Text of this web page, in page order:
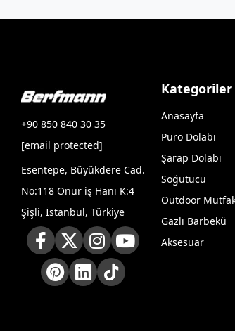
+90 850 840 30 35
[email protected]
Esentepe, Büyükdere Cad.
No:118 Onur iş Hanı K:4
Şişli, İstanbul, Türkiye
Kategoriler
Anasayfa
Puro Dolabı
Şarap Dolabı
Soğutucu
Outdoor
Gazlı Barbekü
Aksesuar